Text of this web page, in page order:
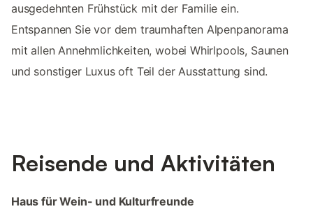
ausgedehnten Frühstück mit der Familie ein.
Entspannen Sie vor dem traumhaften Alpenpanorama
mit allen Annehmlichkeiten, wobei Whirlpools, Saunen
und sonstiger Luxus oft Teil der Ausstattung sind.
Reisende und Aktivitäten
Haus für Wein- und Kulturfreunde